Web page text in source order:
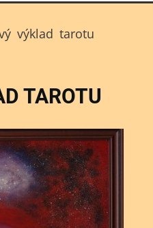
výklad tarotu
TAROTU